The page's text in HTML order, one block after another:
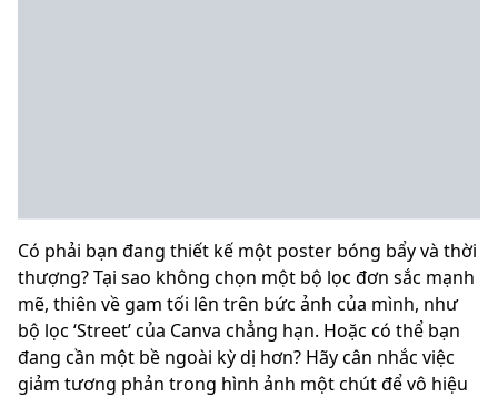
Có phải bạn đang thiết kế một poster bóng bẩy và thời
thượng? Tại sao không chọn một bộ lọc đơn sắc mạnh
mẽ, thiên về gam tối lên trên bức ảnh của mình, như
bộ lọc ‘Street’ của Canva chẳng hạn. Hoặc có thể bạn
đang cần một bề ngoài kỳ dị hơn? Hãy cân nhắc việc
giảm tương phản trong hình ảnh một chút để vô hiệu